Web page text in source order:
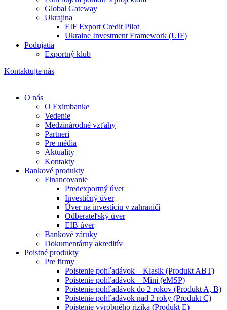
Global Gateway
Ukrajina
EIF Export Credit Pilot
Ukraine Investment Framework (UIF)
Podujatia
Exportný klub
Kontaktujte nás
O nás
O Eximbanke
Vedenie
Medzinárodné vzťahy
Partneri
Pre média
Aktuality
Kontakty
Bankové produkty
Financovanie
Predexportný úver
Investičný úver
Úver na investíciu v zahraničí
Odberateľský úver
EIB úver
Bankové záruky
Dokumentárny akreditív
Poistné produkty
Pre firmy
Poistenie pohľadávok – Klasik (Produkt ABT)
Poistenie pohľadávok – Mini (eMSP)
Poistenie pohľadávok do 2 rokov (Produkt A, B)
Poistenie pohľadávok nad 2 roky (Produkt C)
Poistenie výrobného rizika (Produkt E)